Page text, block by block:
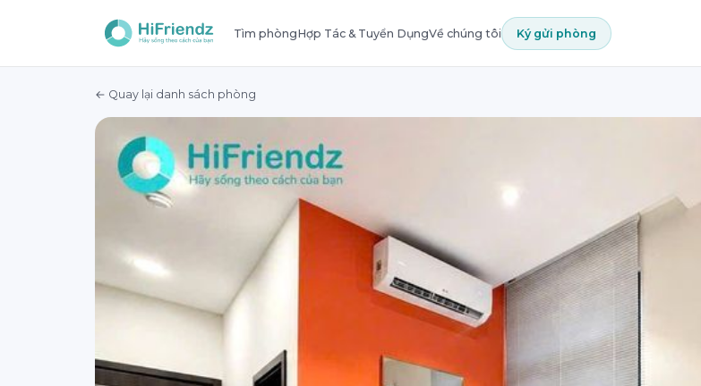
Tìm phòngHợp Tác & Tuyển DụngVề chúng tôi Ký gửi phòng
← Quay lại danh sách phòng